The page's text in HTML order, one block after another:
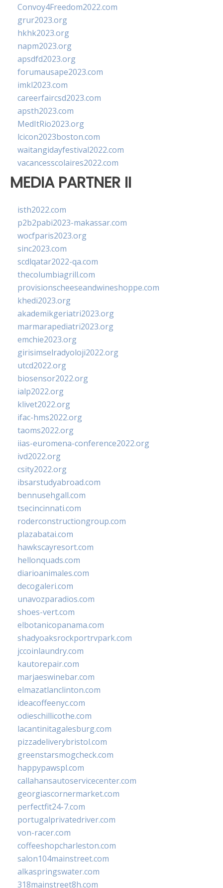
Convoy4Freedom2022.com
grur2023.org
hkhk2023.org
napm2023.org
apsdfd2023.org
forumausape2023.com
imkl2023.com
careerfaircsd2023.com
apsth2023.com
MedItRio2023.org
lcicon2023boston.com
waitangidayfestival2022.com
vacancesscolaires2022.com
MEDIA PARTNER II
isth2022.com
p2b2pabi2023-makassar.com
wocfparis2023.org
sinc2023.com
scdlqatar2022-qa.com
thecolumbiagrill.com
provisionscheeseandwineshoppe.com
khedi2023.org
akademikgeriatri2023.org
marmarapediatri2023.org
emchie2023.org
girisimselradyoloji2022.org
utcd2022.org
biosensor2022.org
ialp2022.org
klivet2022.org
ifac-hms2022.org
taoms2022.org
iias-euromena-conference2022.org
ivd2022.org
csity2022.org
ibsarstudyabroad.com
bennusehgall.com
tsecincinnati.com
roderconstructiongroup.com
plazabatai.com
hawkscayresort.com
hellonquads.com
diarioanimales.com
decogaleri.com
unavozparadios.com
shoes-vert.com
elbotanicopanama.com
shadyoaksrockportrvpark.com
jccoinlaundry.com
kautorepair.com
marjaeswinebar.com
elmazatlanclinton.com
ideacoffeenyc.com
odieschillicothe.com
lacantinitagalesburg.com
pizzadeliverybristol.com
greenstarsmogcheck.com
happypawspl.com
callahansautoservicecenter.com
georgiascornermarket.com
perfectfit24-7.com
portugalprivatedriver.com
von-racer.com
coffeeshopcharleston.com
salon104mainstreet.com
alkaspringswater.com
318mainstreet8h.com